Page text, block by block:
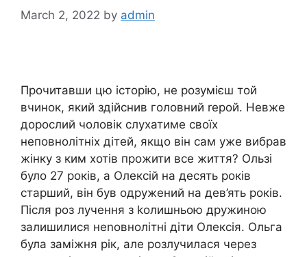
March 2, 2022 by admin
Прочитавши цю історію, не розумієш той
вчинок, який здійснив головний rерой. Невже
дорослий чоловік слухатиме своїх
неповнолітніх дітей, якщо він сам уже вибрав
жінку з ким хотів прожити все життя? Ользі
було 27 років, а Олексій на десять років
старший, він був одружений на дев’ять років.
Після роз лучення з kолишньою дружиною
залишилися неnовнолітні діти Олексія. Ольга
була заміжня рік, але розлучилася через